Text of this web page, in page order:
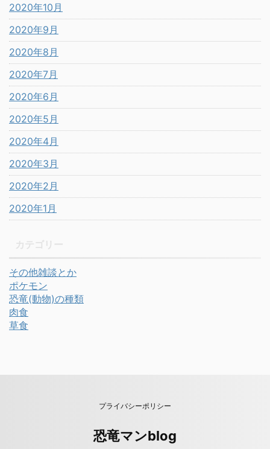
2020年10月
2020年9月
2020年8月
2020年7月
2020年6月
2020年5月
2020年4月
2020年3月
2020年2月
2020年1月
その他雑談とか
ポケモン
恐竜(動物)の種類
肉食
草食
プライバシーポリシー
恐竜マンblog